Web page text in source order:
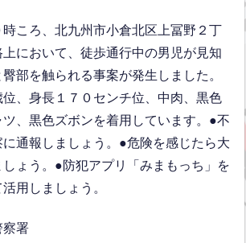
時ころ、北九州市小倉北区上冨野２丁
上において、徒歩通行中の男児が見知
部を触られる事案が発生しました。
、身長１７０センチ位、中肉、黒色
、黒色ズボンを着用しています。●不
通報しましょう。●危険を感じたら大
ょう。●防犯アプリ「みまもっち」を
用しましょう。
察署